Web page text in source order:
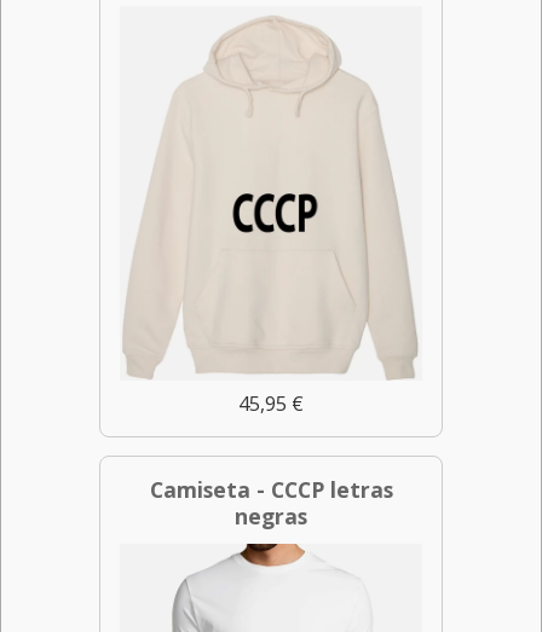
45,95 €
Camiseta - CCCP letras
negras